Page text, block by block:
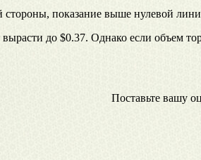
показание выше нулевой
до $0.37. Однако если объем
Поставьте вашу